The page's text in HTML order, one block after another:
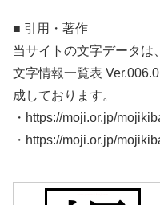
■ 引用・著作
当サイトの文字データは
文字情報一覧表
成しております。
・https://moji.or.jp/
・https://moji.or.jp/